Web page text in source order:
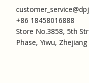
+86 18458016888
Store No.3858, 5th
Phase, Yiwu,